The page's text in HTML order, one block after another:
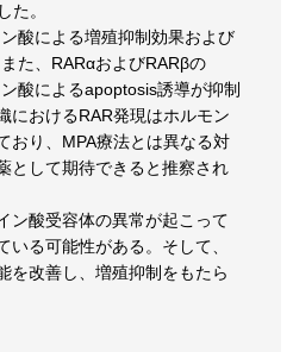
た。
酸による増殖抑制効果および
た、RARαおよびRARβの
酸によるapoptosis誘導が抑制
におけるRAR発現はホルモン
おり、MPA療法とは異なる対
として期待できると推察され
ン酸受容体の異常が起こって
る可能性がある。そして、
を改善し、増殖抑制をもたら